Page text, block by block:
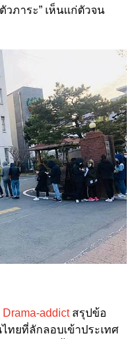
วภาระ” เห็นแก่ตัวจน
Drama-addictสรุปข้อ
ไทยที่ลักลอบเข้าประเทศ